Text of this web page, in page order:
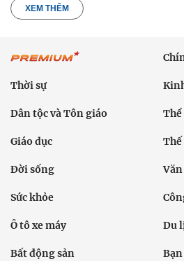
XEM THÊM
Thời sự
Dân tộc và Tôn giáo Thể
Giáo dục
Đời sống
Sức khỏe
Ô tô xe máy Du
Bất động sản